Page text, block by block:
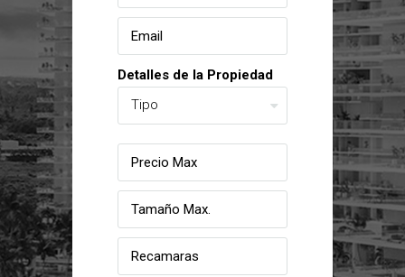
Detalles de la Propiedad